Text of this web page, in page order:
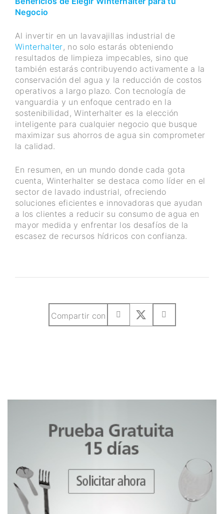
Negocio
Al invertir en un lavavajillas industrial de
Winterhalter, no solo estarás obteniendo
resultados de limpieza impecables, sino que
también estarás contribuyendo activamente a la
conservación del agua y la reducción de costos
operativos a largo plazo. Con tecnología de
vanguardia y un enfoque centrado en la
sostenibilidad, Winterhalter es la elección
inteligente para cualquier negocio que busque
maximizar sus ahorros de agua sin comprometer
la calidad.
En resumen, en un mundo donde cada gota
cuenta, Winterhalter se destaca como líder en el
sector de lavado industrial, ofreciendo
soluciones eficientes e innovadoras que ayudan
a los clientes a reducir su consumo de agua en
mayor medida y enfrentar los desafíos de la
escasez de recursos hídricos con confianza.
Compartir con